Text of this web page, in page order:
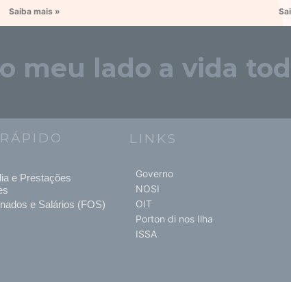
Saiba mais »
meu lado a vida
e Prestações
e Salários (FOS)
LINKS
Governo
NOSI
OIT
Porton di nos Ilha
ISSA